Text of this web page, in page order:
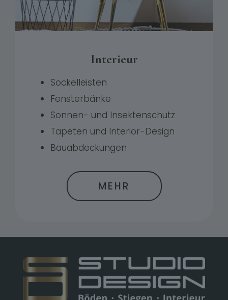
Interieur
Sockelleisten
Fensterbänke
Sonnen- und Insektenschutz
Tapeten und Interior-Design
Bauabdeckungen
MEHR